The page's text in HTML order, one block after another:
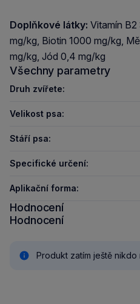
Doplňkové látky: Vitamín
mg/kg, Biotin 1000 mg/kg,
mg/kg, Jód 0,4 mg/kg
Všechny parametry
Druh zvířete:
Velikost psa:
Stáří psa:
Specifické určení:
Aplikační forma:
Hodnocení
Hodnocení
Produkt zatím ještě nikdo